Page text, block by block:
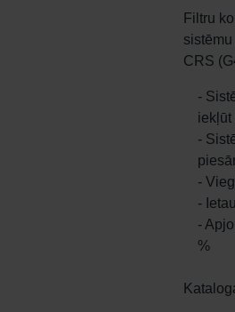
Filtru
CRS
-
iekļūt
-
-
-
-
%